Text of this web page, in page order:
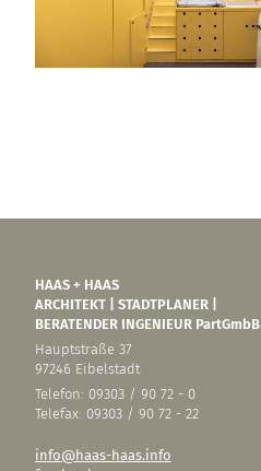
HAAS + HAAS
ARCHITEKT | STADTPLANER |
BERATENDER INGENIEUR PartGmbB
Hauptstraße 37
97246 Eibelstadt
Telefon: 09303 / 90 72 - 0
Telefax: 09303 / 90 72 - 22
info@haas-haas.info